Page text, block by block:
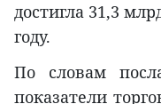
достигла 31,3
году.
По словам
показатели